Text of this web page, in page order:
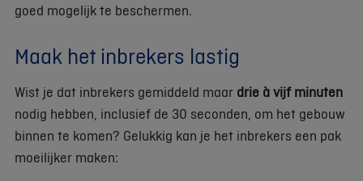
goed mogelijk te beschermen.
Maak het inbrekers lastig
Wist je dat inbrekers gemiddeld maar drie à vijf minuten
nodig hebben, inclusief de 30 seconden, om het gebouw
binnen te komen? Gelukkig kan je het inbrekers een pak
moeilijker maken: